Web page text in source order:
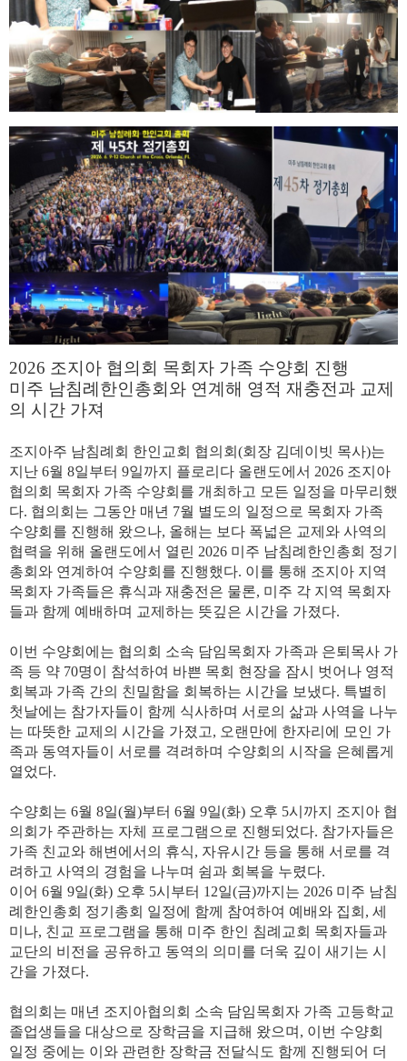
2026 조지아 협의회 목회자 가족 수양회 진행
미주 남침례한인총회와 연계해 영적 재충전과 교제
의 시간 가져
조지아주 남침례회 한인교회 협의회(회장 김데이빗 목사)는
지난 6월 8일부터 9일까지 플로리다 올랜도에서 2026 조지아
협의회 목회자 가족 수양회 를 개최하고 모든 일정을 마무리했
다. 협의회는 그동안 매년 7월 별도의 일정으로 목회자 가족
수양회를 진행해 왔으나, 올해는 보다 폭넓은 교제와 사역의
협력을 위해 올랜도에서 열린 2026 미주 남침례한인총회 정기
총회와 연계하여 수양회를 진행했다. 이를 통해 조지아 지역
목회자 가족들은 휴식과 재충전은 물론, 미주 각 지역 목회자
들과 함께 예배하며 교제하는 뜻깊은 시간을 가졌다.
이번 수양회에는 협의회 소속 담임목회자 가족과 은퇴목사 가
족 등 약 70명이 참석하여 바쁜 목회 현장을 잠시 벗어나 영적
회복과 가족 간의 친밀함을 회복하는 시간을 보냈다. 특별히
첫날에는 참가자들이 함께 식사하며 서로의 삶과 사역을 나누
는 따뜻한 교제의 시간을 가졌고, 오랜만에 한자리에 모인 가
족과 동역자들이 서로를 격려하며 수양회의 시작을 은혜롭게
열었다.
수양회는 6월 8일(월)부터 6월 9일(화) 오후 5시까지 조지아 협
의회가 주관하는 자체 프로그램으로 진행되었다. 참가자들은
가족 친교와 해변에서의 휴식, 자유시간 등을 통해 서로를 격
려하고 사역의 경험을 나누며 쉼과 회복을 누렸다.
이어 6월 9일(화) 오후 5시부터 12일(금)까지는 2026 미주 남침
례한인총회 정기총회 일정에 함께 참여하여 예배와 집회 , 세
미나, 친교 프로그램을 통해 미주 한인 침례교회 목회자들과
교단의 비전을 공유하고 동역의 의미를 더욱 깊이 새기는 시
간을 가졌다.
협의회는 매년 조지아협의회 소속 담임목회자 가족 고등학교
졸업생들을 대상으로 장학금을 지급해 왔으며 , 이번 수양회
일정 중에는 이와 관련한 장학금 전달식도 함께 진행되어 더